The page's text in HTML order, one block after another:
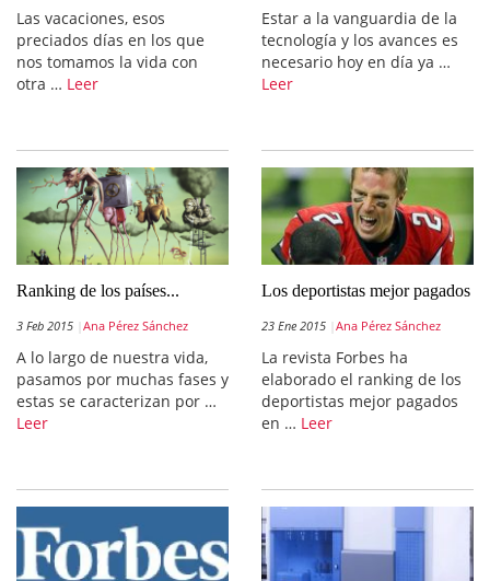
Las vacaciones, esos
preciados días en los que
nos tomamos la vida con
otra … Leer
Estar a la vanguardia de la
tecnología y los avances es
necesario hoy en día ya …
Leer
Ranking de los países...
3 Feb 2015 Ana Pérez Sánchez
A lo largo de nuestra vida,
pasamos por muchas fases y
estas se caracterizan por …
Leer
Los deportistas mejor pagados
23 Ene 2015 Ana Pérez Sánchez
La revista Forbes ha
elaborado el ranking de los
deportistas mejor pagados
en … Leer